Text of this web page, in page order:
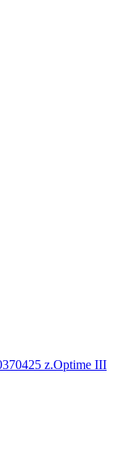
z.Optime III